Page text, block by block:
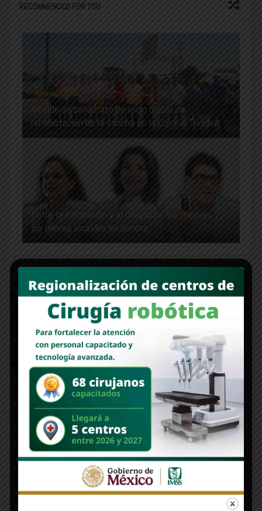
RECOMMENDED FOR YOU
Alcalde da banderazo de inicio a obra de
rehabilitación de la cancha en la Colonia Trinidad
Entre la aprobación y el desgaste, los mejores y
los peores alcaldes en Sonora
Newer Post
Homicidios dolosos disminuyen
40% de septiembre de 2024 a
diciembre de 2025; Representan
34 homicidios diarios menos:
Presidenta Claudia Sheinbaum
Older Post
EDITORIAL | ¿Fortalecimiento
democrático o instrumento
COMMENTS
WORDPRESS:0 FACEBOOK:
Deja un comentario
Lo siento, debes estarconectadopara publicar un comentario.